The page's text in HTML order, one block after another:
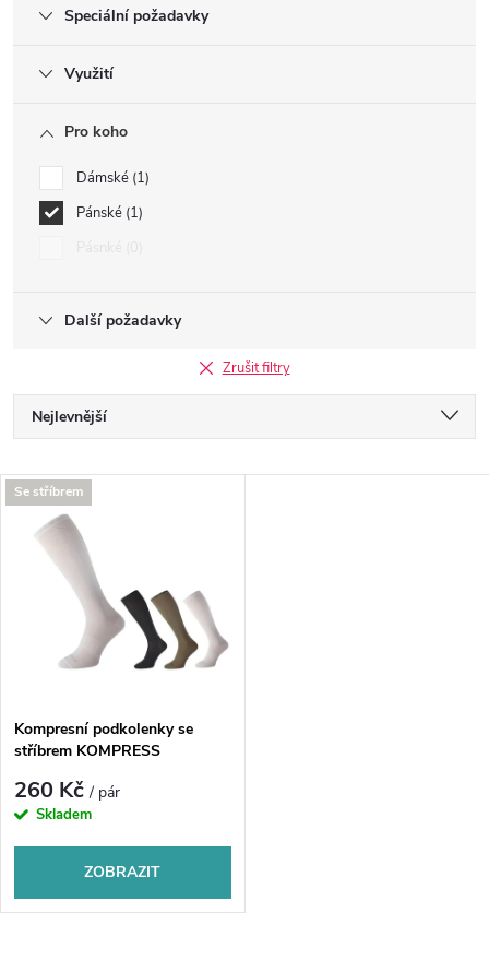
Speciální požadavky
Využití
Pro koho
Dámské 1
Pánské 1
Další požadavky
Zrušit filtry
Ř
a
p
r
o
d
Nejlevnější
Nejprodávanější
Abecedně
V
s
p
r
Se stříbrem
Kompresní podkolenky se
stříbrem KOMPRESS
260 Kč/ pár
Skladem
ZOBRAZIT